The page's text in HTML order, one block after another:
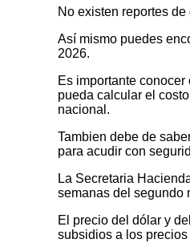
No existen reportes
Así mismo puedes
2026.
Es importante
pueda calcular el
nacional.
Tambien debe de
para acudir con
La Secretaria
semanas del segundo
El precio del dólar y
subsidios a los